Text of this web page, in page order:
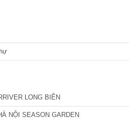
LONG BIÊN
NỘI SEASON GARDEN